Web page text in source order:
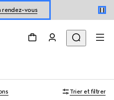
pour l’été
Trier et filtrer